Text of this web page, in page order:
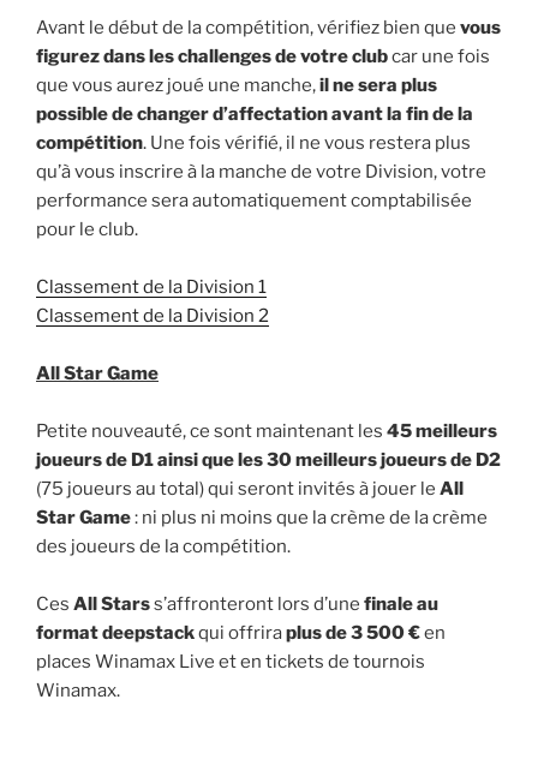
Avant le début de la compétition, vérifiez bien que vous
figurez dans les challenges de votre clubcar une fois
que vous aurez joué une manche,il ne sera plus
possible de changer d’affectation avant la fin de la
compétition. Une fois vérifié, il ne vous restera plus
qu’à vous inscrire à la manche de votre Division, votre
performance sera automatiquement comptabilisée
pour le club.
Classement de la Division 1
Classement de la Division 2
All Star Game
Petite nouveauté, ce sont maintenant les 45 meilleurs
joueurs de D1 ainsi que les 30 meilleurs joueurs de D2
(75 joueurs au total) qui seront invités à jouer le All
Star Game: ni plus ni moins que la crème de la crème
des joueurs de la compétition.
Ces All Starss’affronteront lors d’une finale au
format deepstackqui offriraplus de 3 500 €en
places Winamax Live et en tickets de tournois
Winamax.